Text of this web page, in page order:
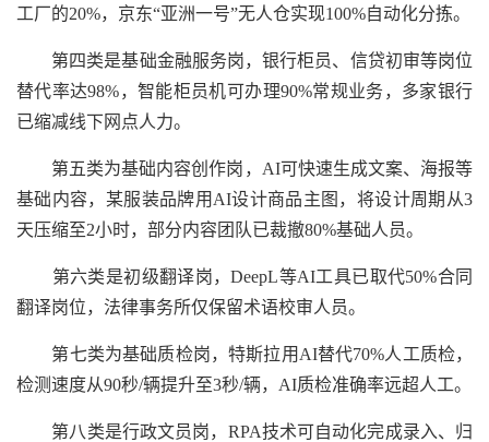
工厂的20%，京东“亚洲一号”无人仓实现100%自动化分拣。
第四类是基础金融服务岗，银行柜员、信贷初审等岗位
替代率达98%，智能柜员机可办理90%常规业务，多家银行
已缩减线下网点人力。
第五类为基础内容创作岗，AI可快速生成文案、海报等
基础内容，某服装品牌用AI设计商品主图，将设计周期从3
天压缩至2小时，部分内容团队已裁撤80%基础人员。
第六类是初级翻译岗，DeepL等AI工具已取代50%合同
翻译岗位，法律事务所仅保留术语校审人员。
第七类为基础质检岗，特斯拉用AI替代70%人工质检，
检测速度从90秒/辆提升至3秒/辆，AI质检准确率远超人工。
第八类是行政文员岗，RPA技术可自动化完成录入、归